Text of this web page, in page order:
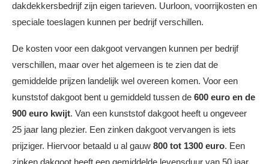
dakdekkersbedrijf zijn eigen tarieven. Uurloon, voorrijkosten en
speciale toeslagen kunnen per bedrijf verschillen.
De kosten voor een dakgoot vervangen kunnen per bedrijf
verschillen, maar over het algemeen is te zien dat de
gemiddelde prijzen landelijk wel overeen komen. Voor een
kunststof dakgoot bent u gemiddeld tussen de 600 euro en de
900 euro kwijt. Van een kunststof dakgoot heeft u ongeveer
25 jaar lang plezier. Een zinken dakgoot vervangen is iets
prijziger. Hiervoor betaald u al gauw 800 tot 1300 euro. Een
zinken dakgoot heeft een gemiddelde levensduur van 50 jaar.